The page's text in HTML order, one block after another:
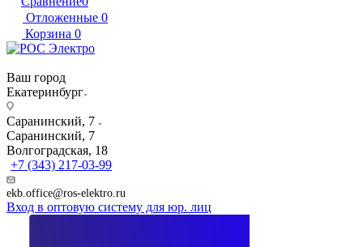
Отложенные 0
Корзина 0
Ваш город
Екатеринбург
Саранинский, 7
Саранинский, 7
Волгоградская, 18
+7 (343) 217-03-99
ekb.office@ros-elektro.ru
Вход в оптовую систему для юр. лиц